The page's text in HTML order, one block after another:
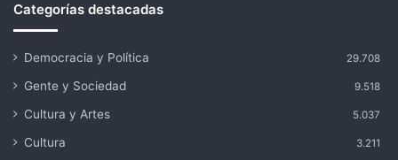
Categorías destacadas
Democracia y Política 29.708
Gente y Sociedad 9.518
Cultura y Artes 5.037
Cultura 3.211